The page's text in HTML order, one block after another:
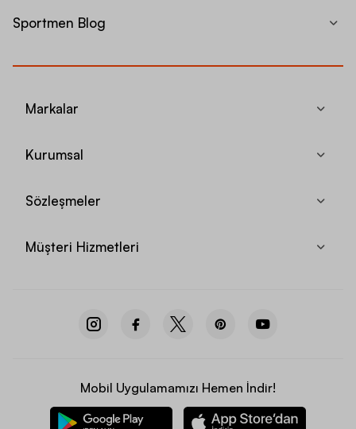
Sportmen Blog
Markalar
Kurumsal
Sözleşmeler
Müşteri Hizmetleri
Mobil Uygulamamızı Hemen İndir!